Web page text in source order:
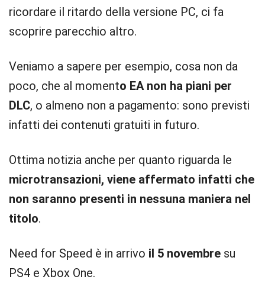
ricordare il ritardo della versione PC, ci fa
scoprire parecchio altro.
Veniamo a sapere per esempio, cosa non da
poco, che al momento EA non ha piani per
DLC, o almeno non a pagamento: sono previsti
infatti dei contenuti gratuiti in futuro.
Ottima notizia anche per quanto riguarda le
microtransazioni, viene affermato infatti che
non saranno presenti in nessuna maniera nel
titolo.
Need for Speed è in arrivo il 5 novembre su
PS4 e Xbox One.